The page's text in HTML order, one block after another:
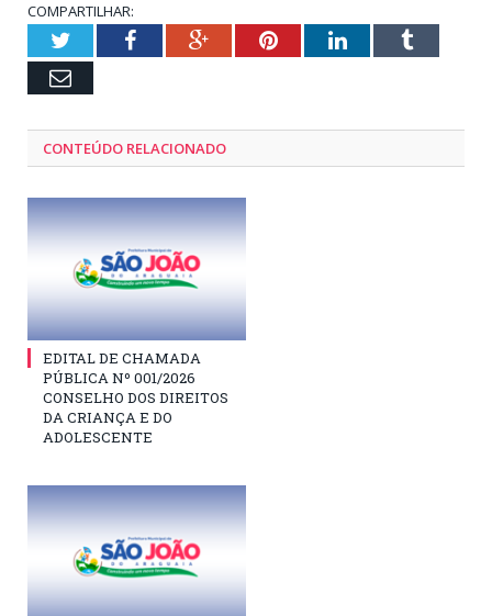
COMPARTILHAR:
TwitterFacebookGoogle+PinterestLinkedInTumblr
Email
CONTEÚDO RELACIONADO
EDITAL DE CHAMADA
PÚBLICA Nº 001/2026
CONSELHO DOS DIREITOS
DA CRIANÇA E DO
ADOLESCENTE